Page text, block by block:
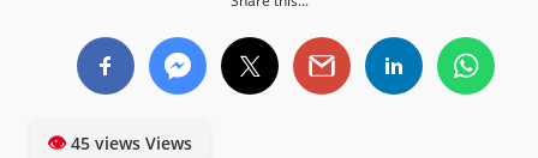
👁45 views Views